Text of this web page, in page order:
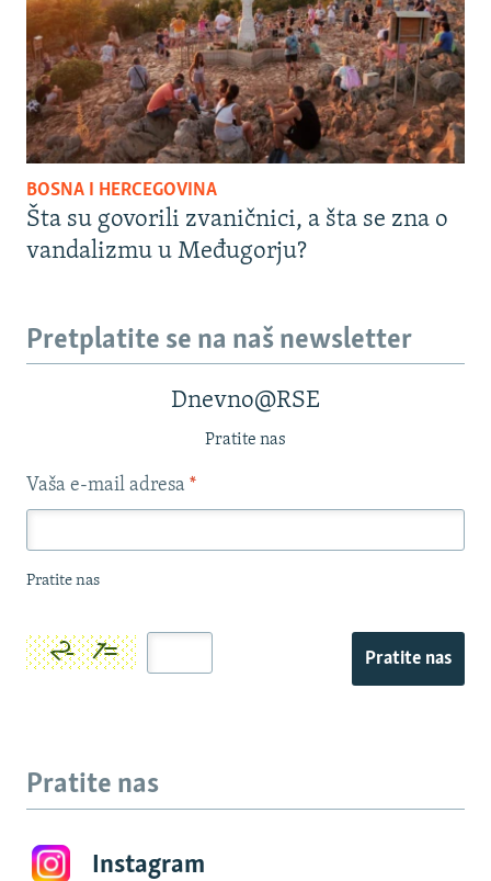
BOSNA I HERCEGOVINA
Šta su govorili zvaničnici, a šta se zna o
vandalizmu u Međugorju?
Pretplatite se na naš newsletter
Dnevno@RSE
Pratite nas
Vaša e-mail adresa *
Pratite nas
Pratite nas
Pratite nas
Instagram